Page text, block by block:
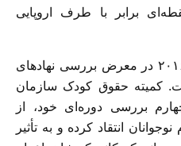
برابر با طرف اروپایی
حقوق بشر در ایران در سال ۲۰۱۶ در معرض بررسی نهادهای
کمیته حقوق کودک سازمان
بررسی دوره‌ای خود، از
انتقاد کرده و به تأثیر